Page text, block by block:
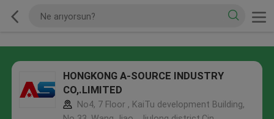
HONGKONG A-SOURCE INDUSTRY
CO,.LIMITED
No4, 7 Floor , KaiTu development Building,